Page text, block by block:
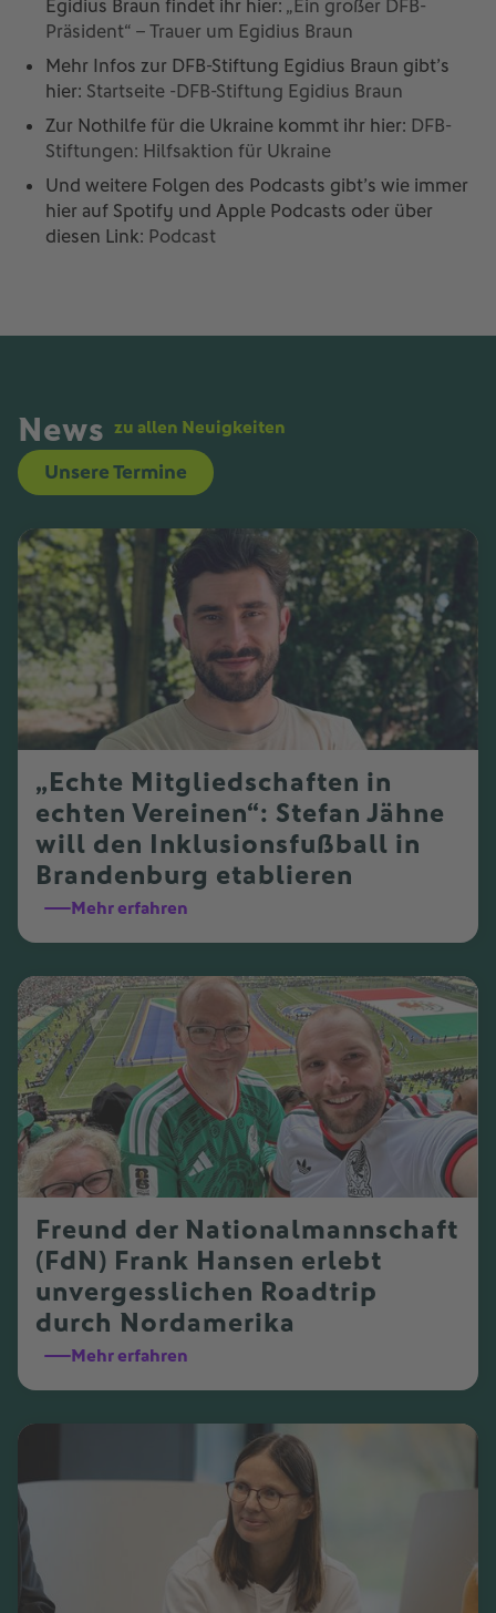
Egidius Braun findet ihr hier: „Ein großer DFB-
Präsident“ – Trauer um Egidius Braun
Mehr Infos zur DFB-Stiftung Egidius Braun gibt’s
hier: Startseite -DFB-Stiftung Egidius Braun
Zur Nothilfe für die Ukraine kommt ihr hier: DFB-
Stiftungen: Hilfsaktion für Ukraine
Und weitere Folgen des Podcasts gibt’s wie immer
hier auf Spotify und Apple Podcasts oder über
diesen Link: Podcast
News zu allen Neuigkeiten
Unsere Termine
„Echte Mitgliedschaften in
echten Vereinen“: Stefan Jähne
will den Inklusionsfußball in
Brandenburg etablieren
Mehr erfahren
Freund der Nationalmannschaft
(FdN) Frank Hansen erlebt
unvergesslichen Roadtrip
durch Nordamerika
Mehr erfahren